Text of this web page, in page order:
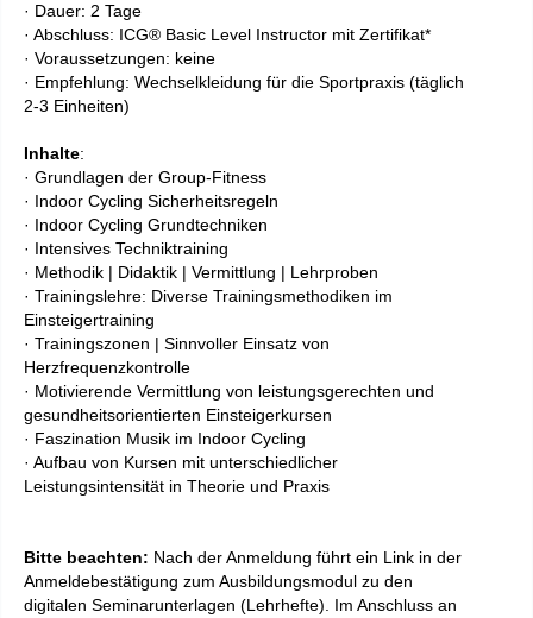
· Dauer: 2 Tage
· Abschluss: ICG® Basic Level Instructor mit Zertifikat*
· Voraussetzungen: keine
· Empfehlung: Wechselkleidung für die Sportpraxis (täglich
2-3 Einheiten)
Inhalte:
· Grundlagen der Group-Fitness
· Indoor Cycling Sicherheitsregeln
· Indoor Cycling Grundtechniken
· Intensives Techniktraining
· Methodik | Didaktik | Vermittlung | Lehrproben
· Trainingslehre: Diverse Trainingsmethodiken im
Einsteigertraining
· Trainingszonen | Sinnvoller Einsatz von
Herzfrequenzkontrolle
· Motivierende Vermittlung von leistungsgerechten und
gesundheitsorientierten Einsteigerkursen
· Faszination Musik im Indoor Cycling
· Aufbau von Kursen mit unterschiedlicher
Leistungsintensität in Theorie und Praxis
Bitte beachten: Nach der Anmeldung führt ein Link in der
Anmeldebestätigung zum Ausbildungsmodul zu den
digitalen Seminarunterlagen (Lehrhefte). Im Anschluss an